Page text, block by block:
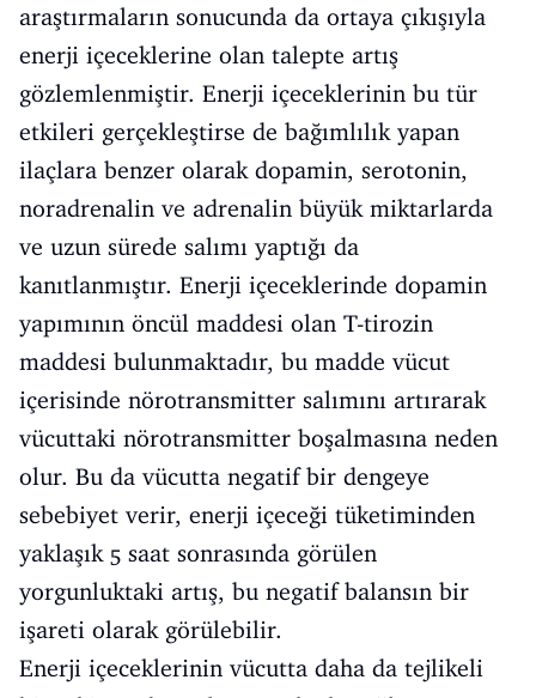
araştırmaların sonucunda da ortaya çıkışıyla
enerji içeceklerine olan talepte artış
gözlemlenmiştir. Enerji içeceklerinin bu tür
etkileri gerçekleştirse de bağımlılık yapan
ilaçlara benzer olarak dopamin, serotonin,
noradrenalin ve adrenalin büyük miktarlarda
ve uzun sürede salımı yaptığı da
kanıtlanmıştır. Enerji içeceklerinde dopamin
yapımının öncül maddesi olan T-tirozin
maddesi bulunmaktadır, bu madde vücut
içerisinde nörotransmitter salımını artırarak
vücuttaki nörotransmitter boşalmasına neden
olur. Bu da vücutta negatif bir dengeye
sebebiyet verir, enerji içeceği tüketiminden
yaklaşık 5 saat sonrasında görülen
yorgunluktaki artış, bu negatif balansın bir
işareti olarak görülebilir.
Enerji içeceklerinin vücutta daha da tejlikeli